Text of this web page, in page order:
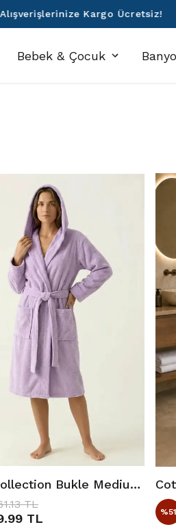
Denizli'den
Bebek & Çocuk Banyo
Cotton Collection Bukle Medium Bornoz Düz Lila
TL
TL %51